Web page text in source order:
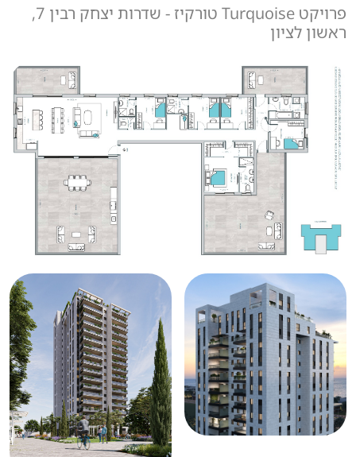
פרויקט Turquoise טורקיז - שדרות יצחק רבין 7,
ראשון לציון